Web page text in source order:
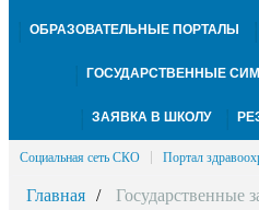
ОБРАЗОВАТЕЛЬНЫЕ ПОРТАЛЫ
ГОСУДАРСТВЕННЫЕ
ЗАЯВКА В ШКОЛУ
Социальная сеть СКО Портал
Главная Государственные